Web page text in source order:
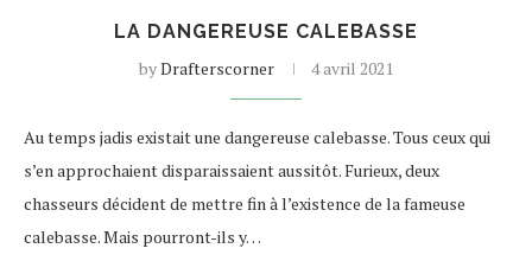
LA DANGEREUSE CALEBASSE
byDrafterscorner 4 avril 2021
Au temps jadis existait une dangereuse calebasse. Tous ceux qui
s’en approchaient disparaissaient aussitôt. Furieux, deux
chasseurs décident de mettre fin à l’existence de la fameuse
calebasse. Mais pourront-ils y…